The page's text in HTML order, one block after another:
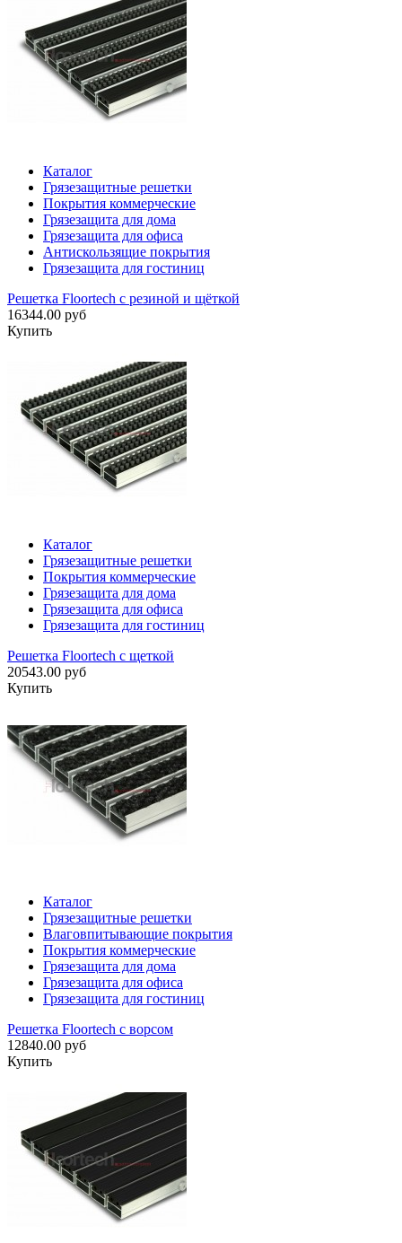
Каталог
Грязезащитные решетки
Покрытия коммерческие
Грязезащита для дома
Грязезащита для офиса
Антискользящие покрытия
Грязезащита для гостиниц
Решетка Floortech с резиной и щёткой
16344.00 руб
Купить
Каталог
Грязезащитные решетки
Покрытия коммерческие
Грязезащита для дома
Грязезащита для офиса
Грязезащита для гостиниц
Решетка Floortech с щеткой
20543.00 руб
Купить
Каталог
Грязезащитные решетки
Влаговпитывающие покрытия
Покрытия коммерческие
Грязезащита для дома
Грязезащита для офиса
Грязезащита для гостиниц
Решетка Floortech с ворсом
12840.00 руб
Купить